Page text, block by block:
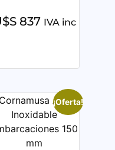
837 IVA inc
¡Oferta!